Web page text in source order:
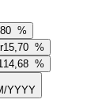
%
15,70 %
%
YYYY